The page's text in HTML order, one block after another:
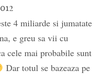
4 miliarde si jumatate
e greu sa vii cu
cele mai probabile sunt
Dar totul se bazeaza pe